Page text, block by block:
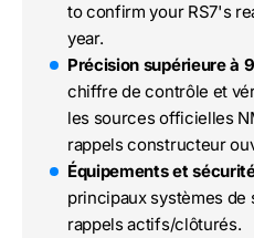
to confirm your RS7's
year.
Précision supérieure à
chiffre de contrôle et
les sources officielles
rappels constructeur
Équipements et
principaux systèmes
rappels actifs/clôturés.